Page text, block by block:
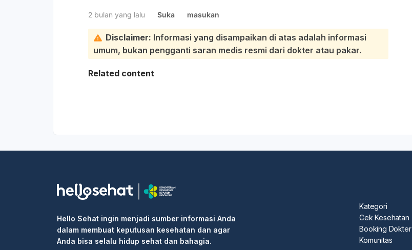
2 bulan yang lalu Suka masukan
Disclaimer: Informasi yang disampaikan di atas adalah informasi
umum, bukan pengganti saran medis resmi dari dokter atau pakar.
Related content
Hello Sehat ingin menjadi sumber informasi Anda
dalam membuat keputusan kesehatan dan agar
Anda bisa selalu hidup sehat dan bahagia.
Kategori
Cek Kesehatan
Booking Dokter
Komunitas